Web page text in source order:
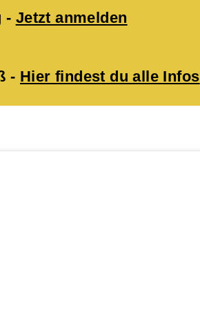
- Jetzt anmelden
- Hier findest du alle Infos